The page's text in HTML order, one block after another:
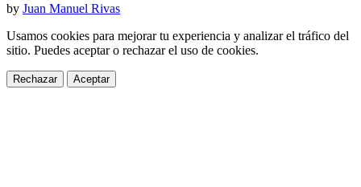
by Juan Manuel Rivas
Usamos cookies para mejorar tu experiencia y analizar el tráfico del
sitio. Puedes aceptar o rechazar el uso de cookies.
Rechazar Aceptar